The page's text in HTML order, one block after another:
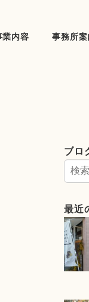
業内容 事務所案
ブロ
検
索
最近